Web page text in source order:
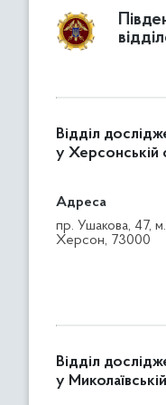
Відділ
у Херсонській
Адреса
пр. Ушакова, 47, м.
Херсон, 73000
Відділ
у